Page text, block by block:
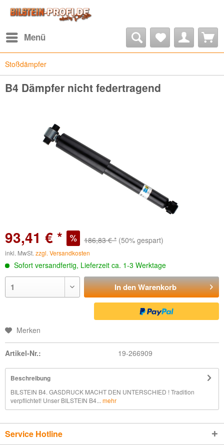
Menü
Stoßdämpfer
B4 Dämpfer nicht federtragend
93,41 € * 186,83 € * (50% gespart)
inkl. MwSt. zzgl. Versandkosten
Sofort versandfertig, Lieferzeit ca. 1-3 Werktage
In denWarenkorb
Merken
Artikel-Nr.: 19-266909
Beschreibung
BILSTEIN B4. GASDRUCK MACHT DEN UNTERSCHIED ! Tradition
verpflichtet! Unser BILSTEIN B4... mehr
Service Hotline